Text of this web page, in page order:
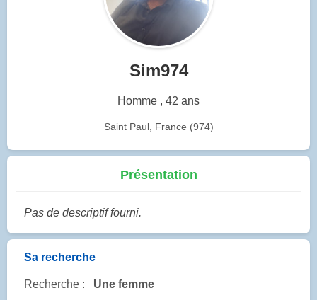
Sim974
Homme , 42 ans
Saint Paul, France (974)
Présentation
Pas de descriptif fourni.
Sa recherche
Recherche : Une femme